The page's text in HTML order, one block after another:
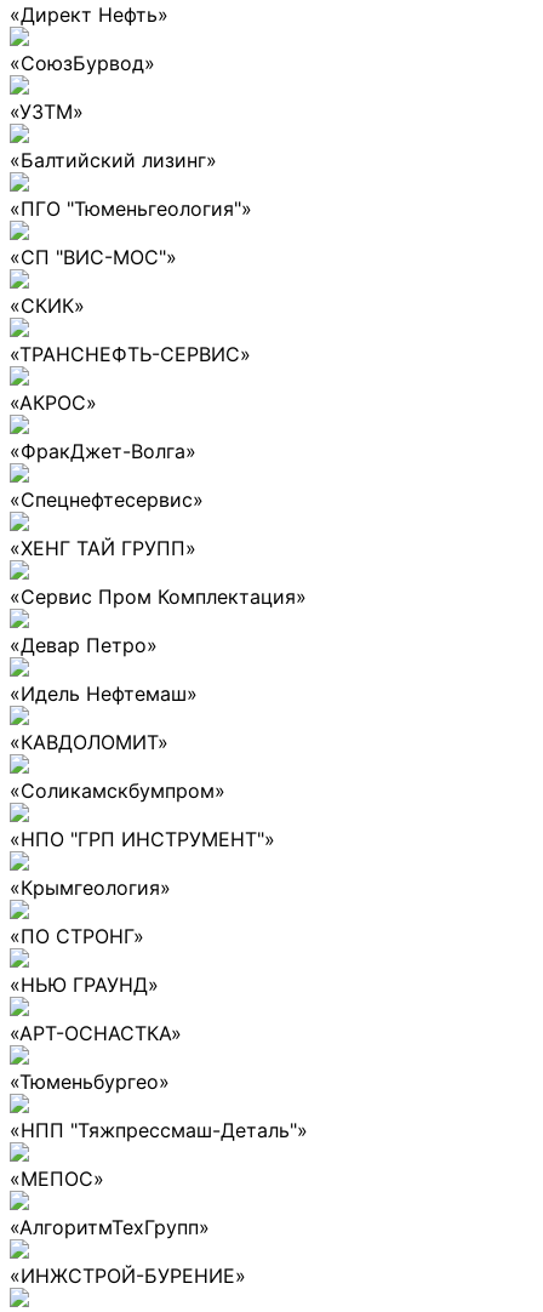
«Директ Нефть»
«СоюзБурвод»
«УЗТМ»
«Балтийский лизинг»
«ПГО "Тюменьгеология"»
«СП "ВИС-МОС"»
«СКИК»
«ТРАНСНЕФТЬ-СЕРВИС»
«АКРОС»
«ФракДжет-Волга»
«Спецнефтесервис»
«ХЕНГ ТАЙ ГРУПП»
«Сервис Пром Комплектация»
«Девар Петро»
«Идель Нефтемаш»
«КАВДОЛОМИТ»
«Соликамскбумпром»
«НПО "ГРП ИНСТРУМЕНТ"»
«Крымгеология»
«ПО СТРОНГ»
«НЬЮ ГРАУНД»
«АРТ-ОСНАСТКА»
«Тюменьбургео»
«НПП "Тяжпрессмаш-Деталь"»
«МЕПОС»
«АлгоритмТехГрупп»
«ИНЖСТРОЙ-БУРЕНИЕ»